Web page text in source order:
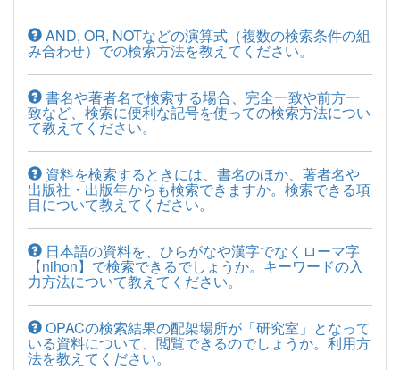
AND, OR, NOTなどの演算式（複数の検索条件の組
み合わせ）での検索方法を教えてください。
書名や著者名で検索する場合、完全一致や前方一
致など、検索に便利な記号を使っての検索方法につい
て教えてください。
資料を検索するときには、書名のほか、著者名や
出版社・出版年からも検索できますか。検索できる項
目について教えてください。
日本語の資料を、ひらがなや漢字でなくローマ字
【nihon】で検索できるでしょうか。キーワードの入
力方法について教えてください。
OPACの検索結果の配架場所が「研究室」となって
いる資料について、閲覧できるのでしょうか。利用方
法を教えてください。